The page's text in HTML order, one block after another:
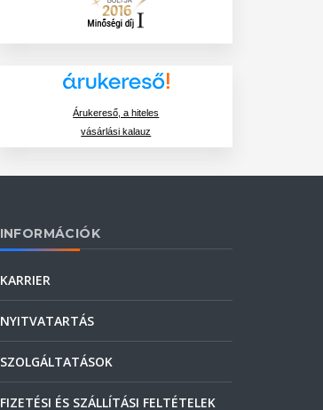
Árukereső, a hiteles
vásárlási kalauz
INFORMÁCIÓK
KARRIER
NYITVATARTÁS
SZOLGÁLTATÁSOK
FIZETÉSI ÉS SZÁLLÍTÁSI FELTÉTELEK